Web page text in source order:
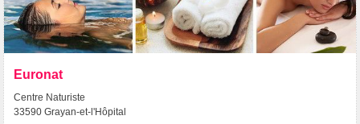
Euronat
Centre Naturiste
33590 Grayan-et-l'Hôpital